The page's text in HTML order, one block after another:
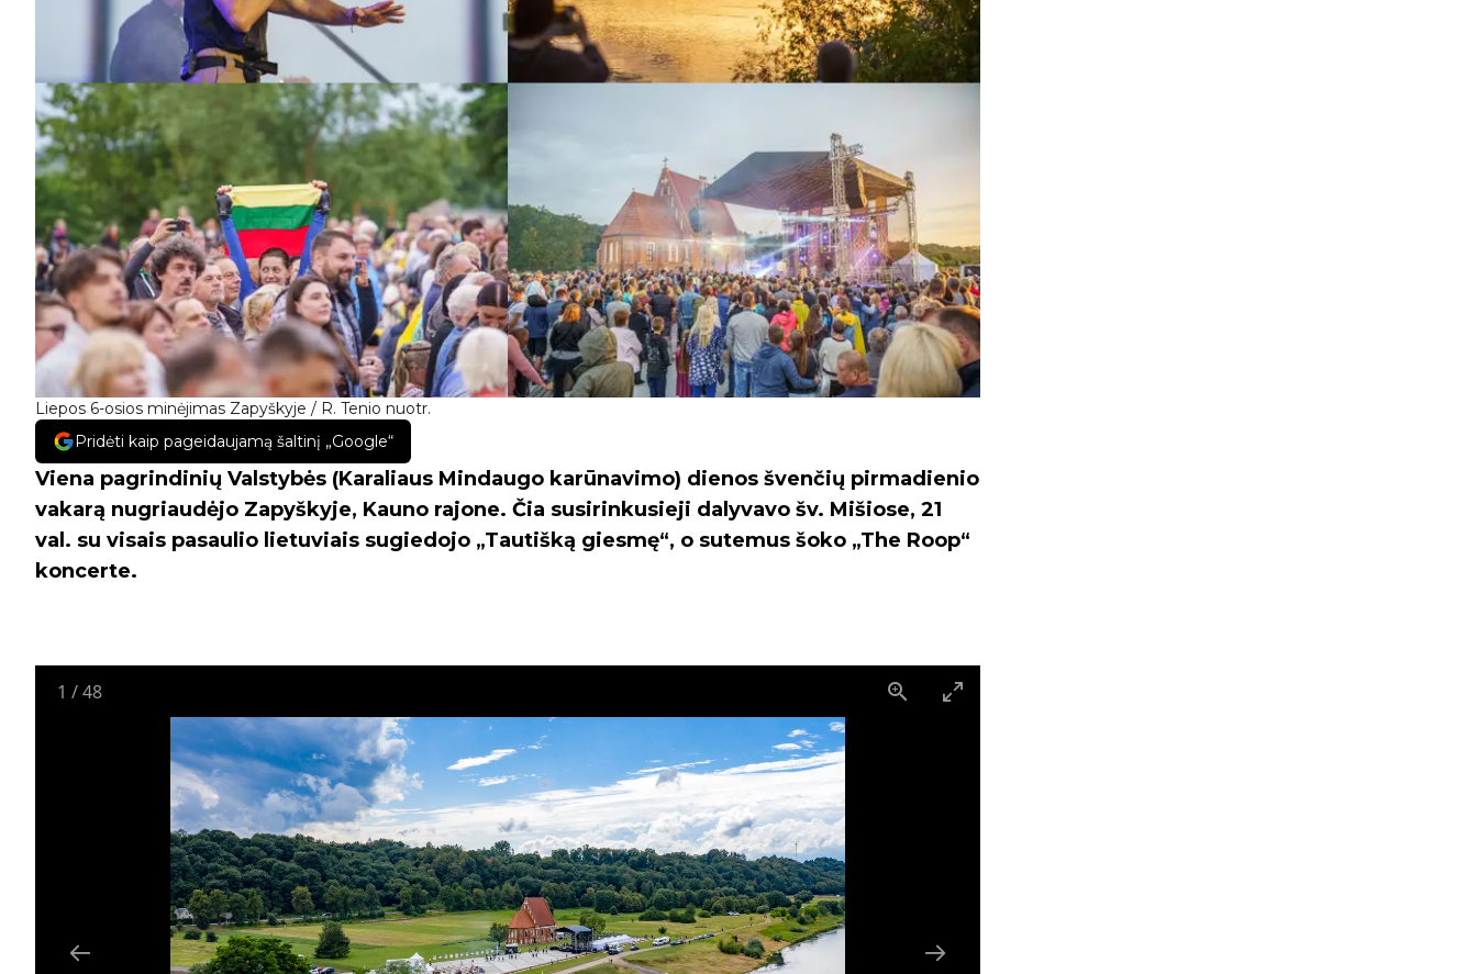
Liepos 6-osios minėjimas Zapyškyje / R. Tenio nuotr.
Pridėti kaip pageidaujamą šaltinį „Google“
Viena pagrindinių Valstybės (Karaliaus Mindaugo karūnavimo) dienos švenčių pirmadienio
vakarą nugriaudėjo Zapyškyje, Kauno rajone. Čia susirinkusieji dalyvavo šv. Mišiose, 21
val. su visais pasaulio lietuviais sugiedojo „Tautišką giesmę“, o sutemus šoko „The Roop“
koncerte.
1 /48